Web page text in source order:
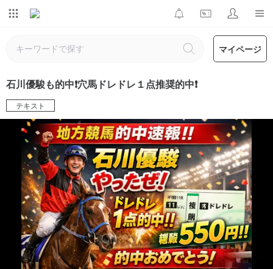
マイページ
石川優駿も的中❗️穴馬ドレドレ１点推奨的中❗️
テキスト